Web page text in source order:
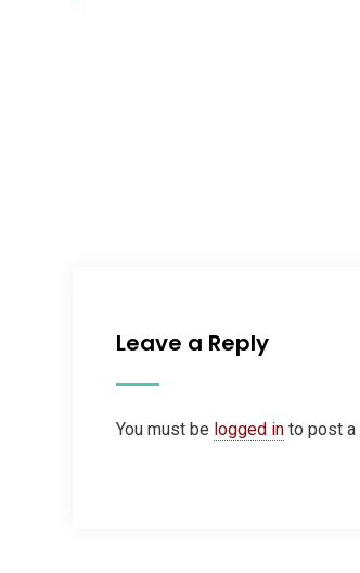
Leave a Reply
You must be logged in to post a